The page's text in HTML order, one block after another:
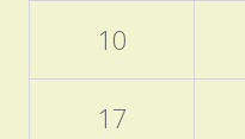
10
17